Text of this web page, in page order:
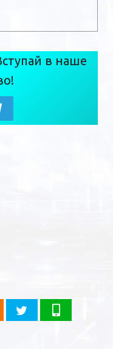
в наше